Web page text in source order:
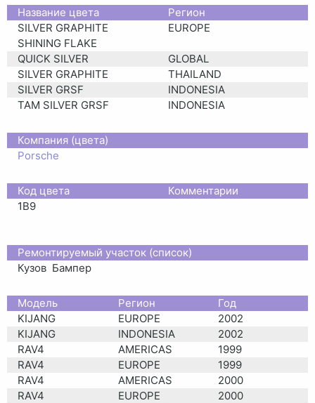
Название цвета
Регион
SILVER GRAPHITE
SHINING FLAKE
EUROPE
QUICK SILVER
GLOBAL
SILVER GRAPHITE
THAILAND
SILVER GRSF
INDONESIA
TAM SILVER GRSF
INDONESIA
Компания (цвета)
Porsche
Код цвета
Комментарии
1B9
Ремонтируемый участок (список)
Кузов Бампер
Moдель Регион
Год
KIJANG
EUROPE
2002
KIJANG
INDONESIA
2002
RAV4
AMERICAS
1999
RAV4
EUROPE
1999
RAV4
AMERICAS
2000
RAV4
EUROPE
2000